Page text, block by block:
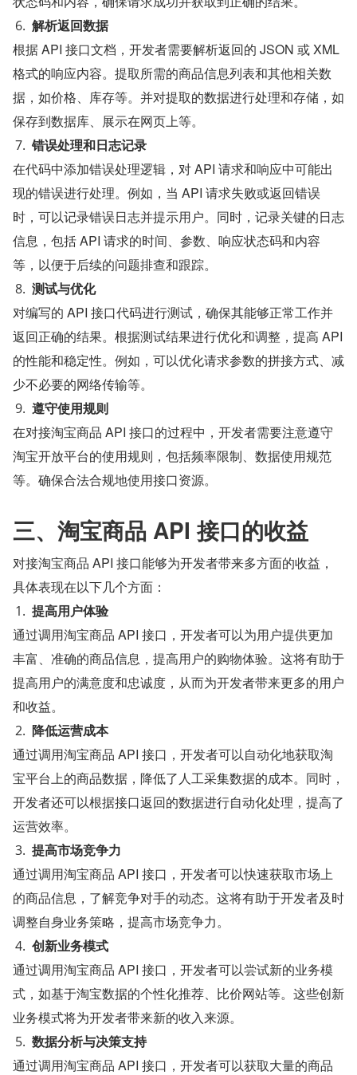
解析返回数据
根据 API 接口文档，开发者需要解析返回的 JSON 或 XML
格式的响应内容。提取所需的商品信息列表和其他相关数
据，如价格、库存等。并对提取的数据进行处理和存储，如
保存到数据库、展示在网页上等。
错误处理和日志记录
在代码中添加错误处理逻辑，对 API 请求和响应中可能出
现的错误进行处理。例如，当 API 请求失败或返回错误
时，可以记录错误日志并提示用户。同时，记录关键的日志
信息，包括 API 请求的时间、参数、响应状态码和内容
等，以便于后续的问题排查和跟踪。
测试与优化
对编写的 API 接口代码进行测试，确保其能够正常工作并
返回正确的结果。根据测试结果进行优化和调整，提高 API
的性能和稳定性。例如，可以优化请求参数的拼接方式、减
少不必要的网络传输等。
遵守使用规则
在对接淘宝商品 API 接口的过程中，开发者需要注意遵守
淘宝开放平台的使用规则，包括频率限制、数据使用规范
等。确保合法合规地使用接口资源。
三、淘宝商品 API 接口的收益
对接淘宝商品 API 接口能够为开发者带来多方面的收益，
具体表现在以下几个方面：
提高用户体验
通过调用淘宝商品 API 接口，开发者可以为用户提供更加
丰富、准确的商品信息，提高用户的购物体验。这将有助于
提高用户的满意度和忠诚度，从而为开发者带来更多的用户
和收益。
降低运营成本
通过调用淘宝商品 API 接口，开发者可以自动化地获取淘
宝平台上的商品数据，降低了人工采集数据的成本。同时，
开发者还可以根据接口返回的数据进行自动化处理，提高了
运营效率。
提高市场竞争力
通过调用淘宝商品 API 接口，开发者可以快速获取市场上
的商品信息，了解竞争对手的动态。这将有助于开发者及时
调整自身业务策略，提高市场竞争力。
创新业务模式
通过调用淘宝商品 API 接口，开发者可以尝试新的业务模
式，如基于淘宝数据的个性化推荐、比价网站等。这些创新
业务模式将为开发者带来新的收入来源。
数据分析与决策支持
通过调用淘宝商品 API 接口，开发者可以获取大量的商品